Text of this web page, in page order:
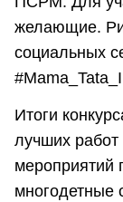
желающие.
социальных
Итоги
лучших
мероприятий
многодетные